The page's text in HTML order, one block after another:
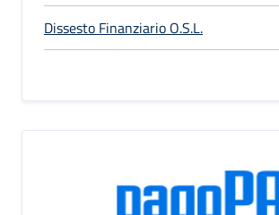
Dissesto Finanziario O.S.L.